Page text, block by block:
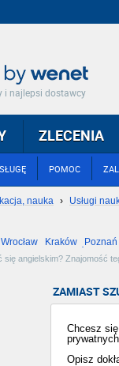
i najlepsi dostawcy
POMOC
ZLECENIA
nauka › Usługi
Wrocław Kraków Poznań
się angielskim? Znajomość
ZAMIAST
Chcesz
Opisz